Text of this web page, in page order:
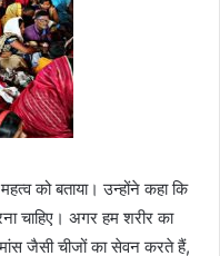
को बताया। उन्होंने कहा कि
चाहिए। अगर हम शरीर का
जैसी चीजों का सेवन करते हैं,